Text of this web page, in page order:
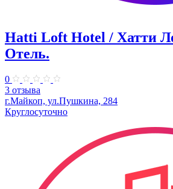
Hatti Loft Hotel / Хатти
Отель.
0
3 отзыва
г.Майкоп, ул.Пушкина, 284
Круглосуточно